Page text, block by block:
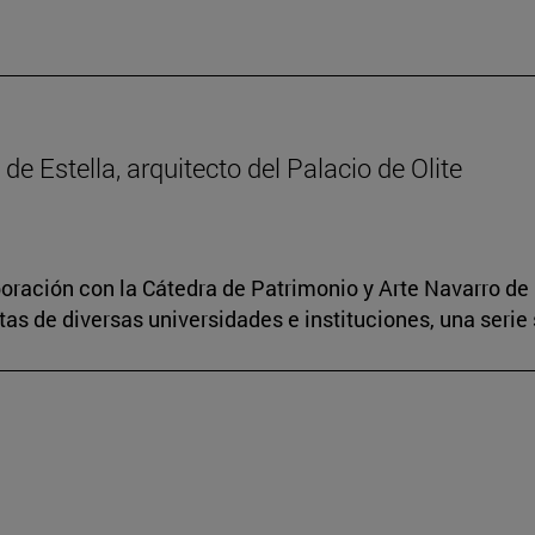
Estella, arquitecto del Palacio de Olite
con la Cátedra de Patrimonio y Arte Navarro
de diversas universidades e instituciones, una